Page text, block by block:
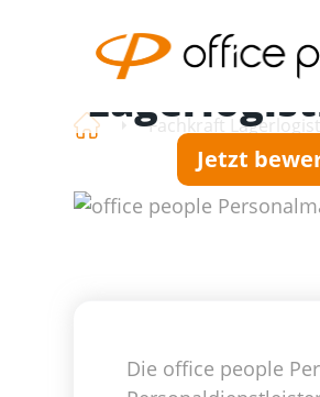
Fachkraft
Fachkraft
Jetzt
Die office people